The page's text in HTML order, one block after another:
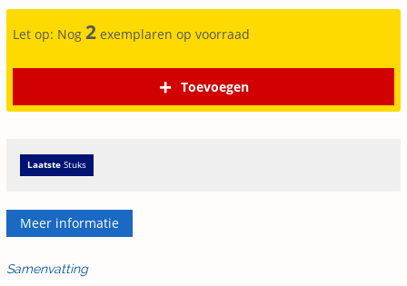
Let op: Nog 2 exemplaren op voorraad
Toevoegen
Laatste Stuks
Meer informatie
Samenvatting